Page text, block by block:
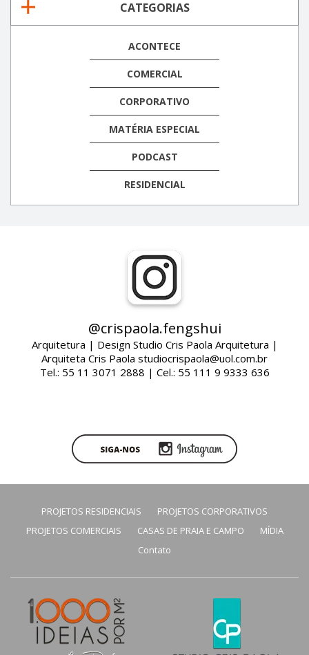
CATEGORIAS
ACONTECE
COMERCIAL
CORPORATIVO
MATÉRIA ESPECIAL
PODCAST
RESIDENCIAL
@crispaola.fengshui
Arquitetura | Design Studio Cris Paola Arquitetura |
Arquiteta Cris Paola studiocrispaola@uol.com.br
Tel.: 55 11 3071 2888 | Cel.: 55 111 9 9333 636
PROJETOS RESIDENCIAIS
PROJETOS CORPORATIVOS
PROJETOS COMERCIAIS
CASAS DE PRAIA E CAMPO
MÍDIA
Contato